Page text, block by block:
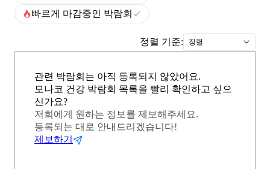
빠르게 마감중인 박람회
정렬 기준: 정렬
관련 박람회는 아직 등록되지 않았어요.
모나코 건강 박람회 목록을 빨리 확인하고 싶으
신가요?
저희에게 원하는 정보를 제보해주세요.
등록되는 대로 안내드리겠습니다!
제보하기